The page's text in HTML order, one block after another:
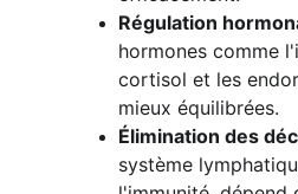
Régulation
hormones comme
cortisol et les
mieux équilibrées.
Élimination des
système